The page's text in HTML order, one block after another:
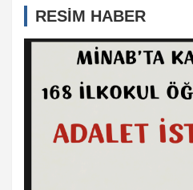
RESİM HABER